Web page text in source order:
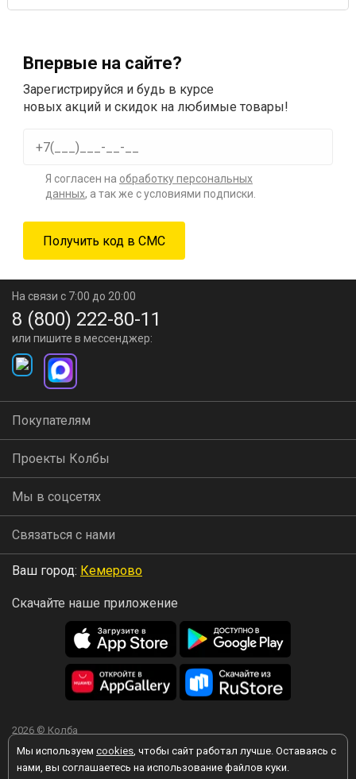
Впервые на сайте?
Зарегистрируйся и будь в курсе
новых акций и скидок на любимые товары!
Я согласен на обработку персональных
данных, а так же с условиями подписки.
Мы используем cookies, чтобы сайт работал лучше. Оставаясь с
нами, вы соглашаетесь на использование файлов куки.
На связи с 7:00 до 20:00
8 (800) 222-80-11
или пишите в мессенджер:
Покупателям
Проекты Колбы
Мы в соцсетях
Связаться с нами
Ваш город: Кемерово
Скачайте наше приложение
2026 © Колба